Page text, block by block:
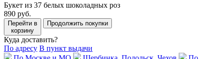
Букет из 37 белых шоколадных роз
890 руб.
Перейти в
корзину
Продолжить покупки
Куда доставить?
По адресу В пункт выдачи